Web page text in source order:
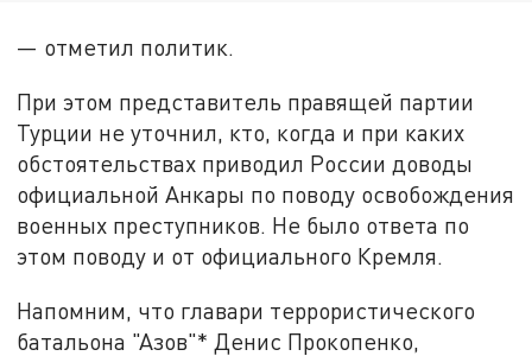
— отметил политик.
При этом представитель правящей партии
Турции не уточнил, кто, когда и при каких
обстоятельствах приводил России доводы
официальной Анкары по поводу освобождения
военных преступников. Не было ответа по
этом поводу и от официального Кремля.
Напомним, что главари террористического
батальона "Азов"* Денис Прокопенко,